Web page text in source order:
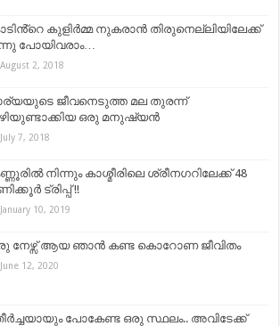
കുളിര്‍മ്മ നുകരാന്‍ തിരുനെല്ലിയിലേക്ക്
പോയിവരാം…
August 2, 2018
ജീവനെടുത്ത മല തുരന്ന്
ഒരു മനുഷ്യൻ
July 7, 2018
നിന്നും കാശ്മീരിലെ ശ്രീനഗറിലേക്ക് 48
ട്രിപ്പ് !!
January 10, 2019
നേഴ്സ് ആയ ഞാൻ കണ്ട കൊറോണ ജീവിതം
June 12, 2020
പോകേണ്ട ഒരു സ്ഥലം.. അവിടേക്ക്